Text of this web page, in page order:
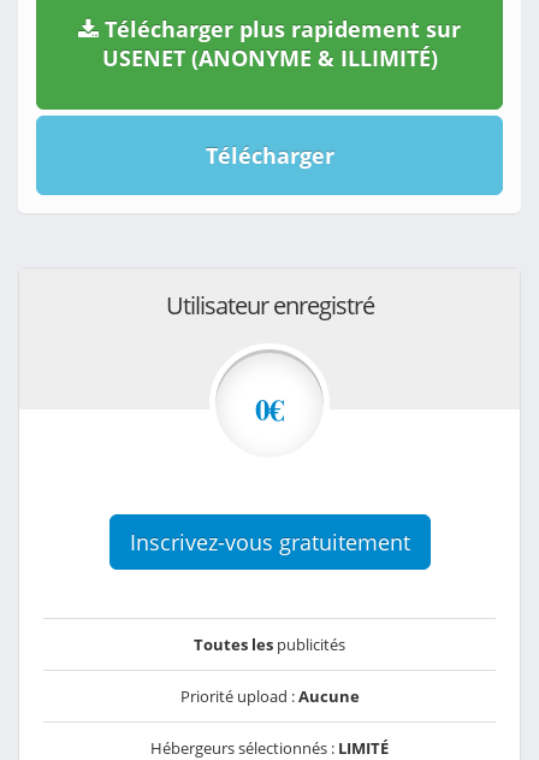
Télécharger plus rapidement sur
USENET (ANONYME & ILLIMITÉ)
Télécharger
Utilisateur enregistré
0€
Inscrivez-vous gratuitement
Toutes les publicités
Priorité upload :Aucune
Hébergeurs sélectionnés : LIMITÉ